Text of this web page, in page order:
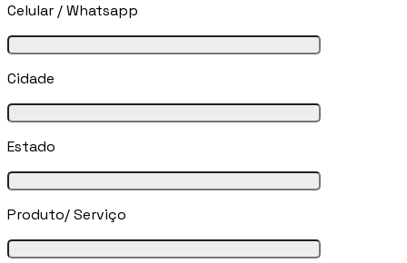
Celular / Whatsapp
Cidade
Estado
Produto/ Serviço